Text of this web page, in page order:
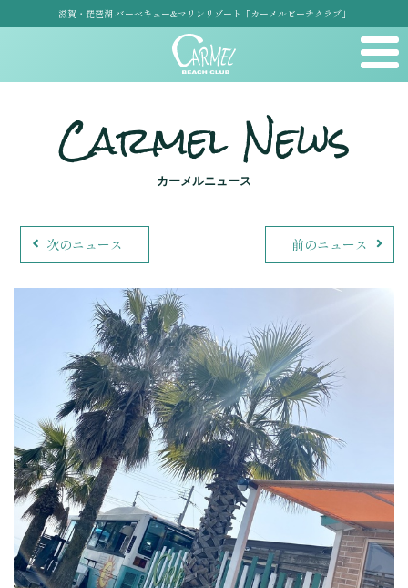
滋賀・琵琶湖 バーベキュー&マリンリゾート「カーメルビーチクラブ」
Carmel News
カーメルニュース
次のニュース 前のニュース